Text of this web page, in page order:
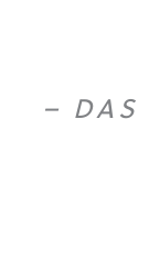
– DAS